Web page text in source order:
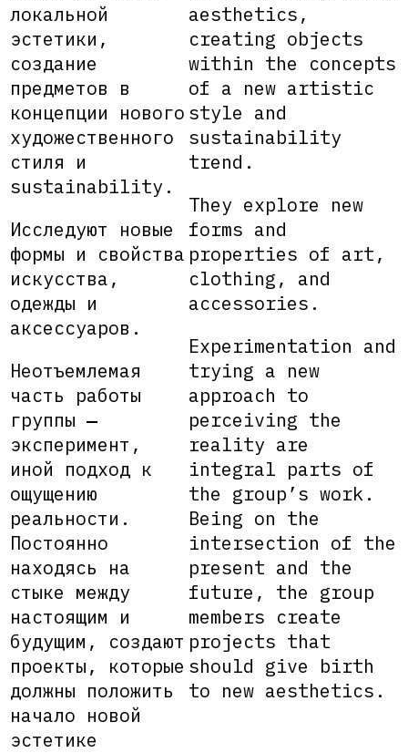
локальной
эстетики,
создание
предметов в
концепции нового
художественного
стиля и
sustainability.
Исследуют новые
формы и свойства
искусства,
одежды и
аксессуаров.
Неотъемлемая
часть работы
группы ‒
эксперимент,
иной подход к
ощущению
реальности.
Постоянно
находясь на
стыке между
настоящим и
будущим, создают
проекты, которые
должны положить
начало новой
эстетике
aesthetics,
creating objects
within the concepts
of a new artistic
style and
sustainability
trend.
They explore new
forms and
properties of art,
clothing, and
accessories.
Experimentation and
trying a new
approach to
perceiving the
reality are
integral parts of
the group’s work.
Being on the
intersection of the
present and the
future, the group
members create
projects that
should give birth
to new aesthetics.